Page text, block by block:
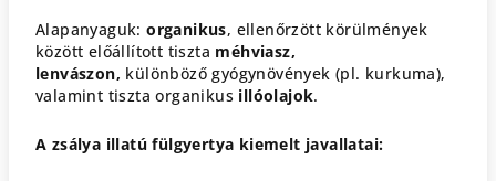
Alapanyaguk: organikus, ellenőrzött körülmények
között előállított tiszta méhviasz,
lenvászon, különböző gyógynövények (pl. kurkuma),
valamint tiszta organikus illóolajok.
A zsálya illatú fülgyertya kiemelt javallatai: